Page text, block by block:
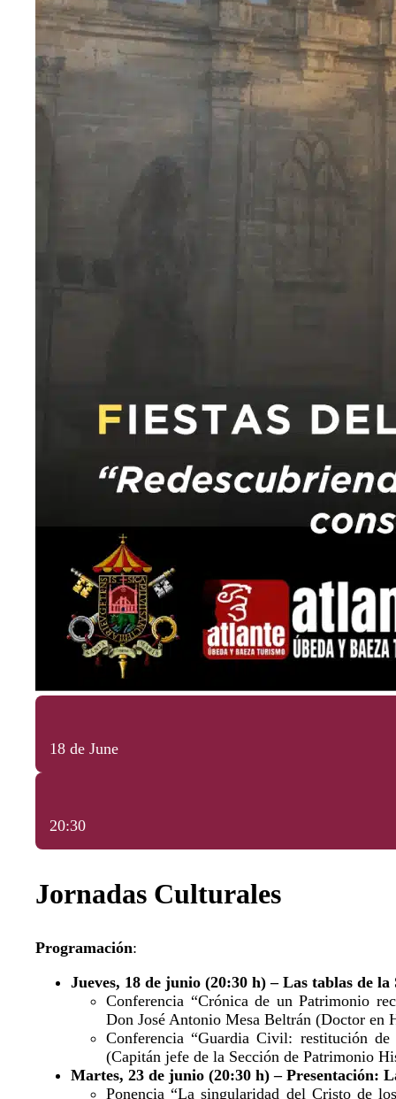
18 de June
20:30
Jornadas Culturales
Programación:
Jueves, 18 de junio (20:30 h) – Las tablas de
Conferencia “Crónica de un Patrimonio
Don José Antonio Mesa Beltrán (Doctor en
Conferencia “Guardia Civil: restitución
(Capitán jefe de la Sección de Patrimonio
Martes, 23 de junio (20:30 h) – Presentación:
Ponencia “La singularidad del Cristo de